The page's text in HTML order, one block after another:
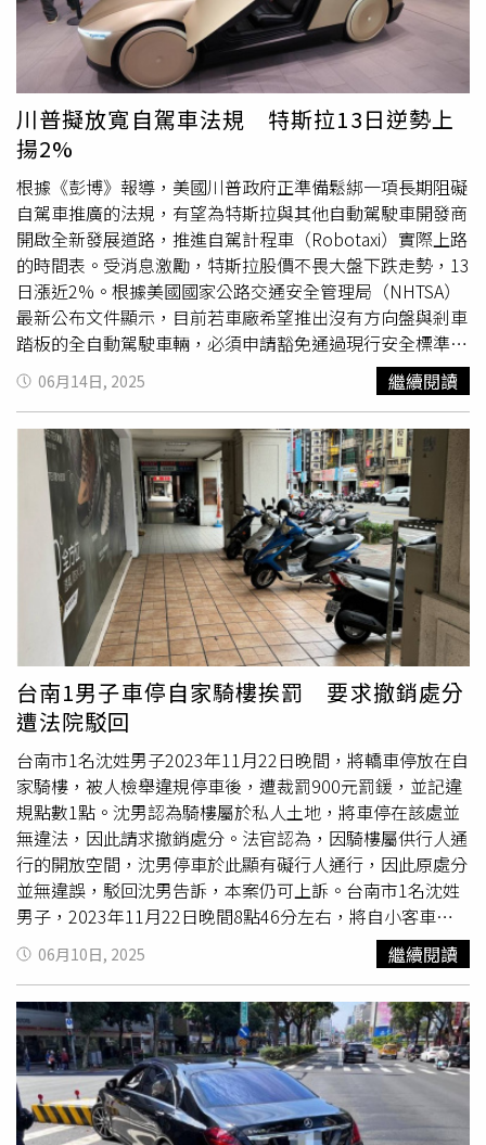
川普擬放寬自駕車法規 特斯拉13日逆勢上
揚2%
根據《彭博》報導，美國川普政府正準備鬆綁一項長期阻礙
自駕車推廣的法規，有望為特斯拉與其他自動駕駛車開發商
開啟全新發展道路，推進自駕計程車（Robotaxi）實際上路
的時間表。受消息激勵，特斯拉股價不畏大盤下跌走勢，13
日漲近2%。根據美國國家公路交通安全管理局（NHTSA）
最新公布文件顯示，目前若車廠希望推出沒有方向盤與剎車
踏板的全自動駕駛車輛，必須申請豁免通過現行安全標準，
因此成為
推廣的主要障礙之一。NHTSA表示，未來將
簡化豁免審查流程。NHTSA法律顧問 Peter Simshauser 表
示：「我們預期未來大多數豁免申請將能在幾個月內獲得決
議，而不是數年。」此舉將直接消除特斯拉在大規模部署
Cybercab所面臨的主要障礙。這款無人自駕車2024年於好
萊塢片場亮相，不僅外型未配備方向盤與踏板，也象徵特斯
拉對 AI 與機器人技術未來的重注。執行長馬斯克多次強
調，AI與機器人是公司未來發展的關鍵支柱。特斯拉預計本
月稍晚將在德州奧斯汀啟動初步自駕計程車業務，先以具備
自駕功能的Model Y SUV車隊上路，並由遠端操作人員監
控。馬斯克過去多次公開呼籲建立聯邦層級的自駕車審核與
認證流程，根據《彭博》報導，川普的過渡團隊早已將「制
定自駕車監管框架」列為施政優先要務之一。
06月14日, 2025 繼續閱讀
台南1男子車停自家騎樓挨罰 要求撤銷處分
遭法院駁回
台南市1名沈姓男子2023年11月22日晚間，將轎車停放在自
家騎樓，被人檢舉違規停車後，遭裁罰900元罰鍰，並記違
規點數1點。沈男認為騎樓屬於私人土地，將車停在該處並
無違法，因此請求撤銷處分。法官認為，因騎樓屬供行人通
行的開放空間，沈男停車於此顯有礙行人通行，因此原處分
並無違誤，駁回沈男告訴，本案仍可上訴。台南市1名沈姓
男子，2023年11月22日晚間8點46分左右，將自小客車停
放在自家騎樓，遭人檢舉違規停車，因此被員警開罰900
元，記違規點數1點。沈男認為其遭惡意檢舉，並表示近年
來有些人存著報復、忌妒的心態，化身檢舉魔人，處理檢舉
案件讓基層員警疲於奔命。此外，沈男也認為民眾檢舉時已
是深夜，街道上已幾乎無人車經過，停放在自家土地上的騎
樓，並不屬於違規，因此請求撤銷處分。該案由高雄高等行
政法院審理，法官勘驗相關照片後，認為沈男以車頭朝住家
門口、車尾朝道路方向的方式停車，車身已完全佔據騎樓，
06月10日, 2025 繼續閱讀